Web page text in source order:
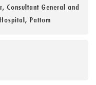
Consultant General and
Pattom